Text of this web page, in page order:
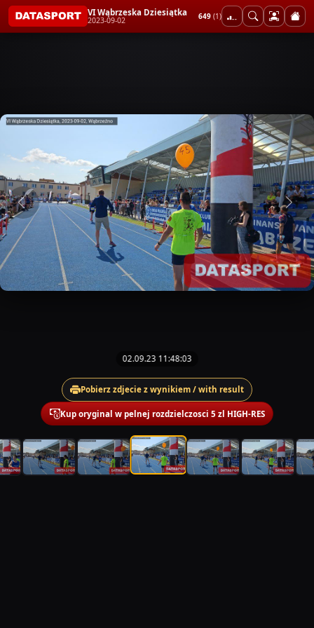
VI Wąbrzeska Dziesiątka
2023-09-02 649 (1)
02.09.23 11:48:03
Pobierz zdjecie z wynikiem / with result
Kup oryginal w pelnej rozdzielczosci 5 zl HIGH-RES